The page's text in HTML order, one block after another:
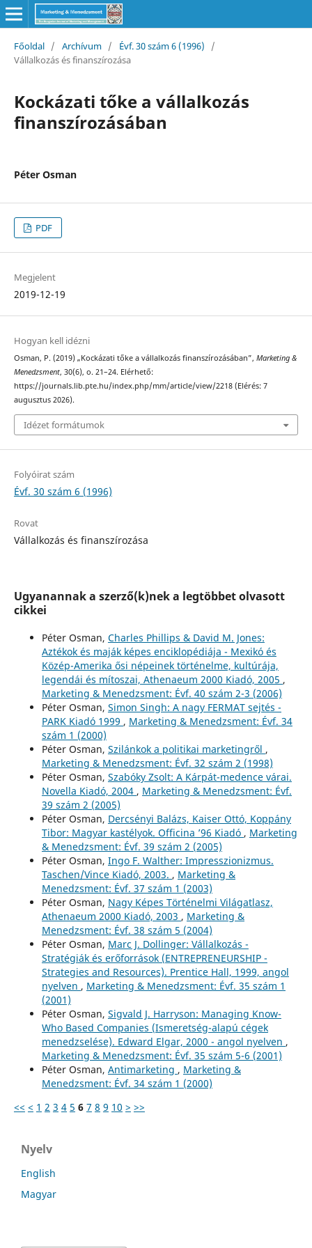
Főoldal / Archívum / Évf. 30 szám 6 (1996)
/
Vállalkozás és finanszírozása
Kockázati tőke a vállalkozás
finanszírozásában
Péter Osman
PDF
Megjelent
2019-12-19
Hogyan kell idézni
Osman, P. (2019) „Kockázati tőke a vállalkozás finanszírozásában”, Marketing &
Menedzsment, 30(6), o. 21–24. Elérhető:
https://journals.lib.pte.hu/index.php/mm/article/view/2218 (Elérés: 7
augusztus 2026).
Idézet formátumok
Folyóirat szám
Évf. 30 szám 6 (1996)
Rovat
Vállalkozás és finanszírozása
Ugyanannak a szerző(k)nek a legtöbbet olvasott
cikkei
Péter Osman, Charles Phillips & David M. Jones:
Aztékok és maják képes enciklopédiája - Mexikó és
Közép-Amerika ősi népeinek történelme, kultúrája,
legendái és mítoszai, Athenaeum 2000 Kiadó, 2005 ,
Marketing & Menedzsment: Évf. 40 szám 2-3 (2006)
Péter Osman, Simon Singh: A nagy FERMAT sejtés -
PARK Kiadó 1999 , Marketing & Menedzsment: Évf. 34
szám 1 (2000)
Péter Osman, Szilánkok a politikai marketingről ,
Marketing & Menedzsment: Évf. 32 szám 2 (1998)
Péter Osman, Szabóky Zsolt: A Kárpát-medence várai.
Novella Kiadó, 2004 , Marketing & Menedzsment: Évf.
39 szám 2 (2005)
Péter Osman, Dercsényi Balázs, Kaiser Ottó, Koppány
Tibor: Magyar kastélyok. Officina ’96 Kiadó , Marketing
& Menedzsment: Évf. 39 szám 2 (2005)
Péter Osman, Ingo F. Walther: Impresszionizmus.
Taschen/Vince Kiadó, 2003. , Marketing &
Menedzsment: Évf. 37 szám 1 (2003)
Péter Osman, Nagy Képes Történelmi Világatlasz,
Athenaeum 2000 Kiadó, 2003 , Marketing &
Menedzsment: Évf. 38 szám 5 (2004)
Péter Osman, Marc J. Dollinger: Vállalkozás -
Stratégiák és erőforrások (ENTREPRENEURSHIP -
Strategies and Resources). Prentice Hall, 1999, angol
nyelven , Marketing & Menedzsment: Évf. 35 szám 1
(2001)
Péter Osman, Sigvald J. Harryson: Managing Know-
Who Based Companies (Ismeretség-alapú cégek
menedzselése). Edward Elgar, 2000 - angol nyelven ,
Marketing & Menedzsment: Évf. 35 szám 5-6 (2001)
Péter Osman, Antimarketing , Marketing &
Menedzsment: Évf. 34 szám 1 (2000)
<< < 1 2 3 4 5 6 7 8 9 10 > >>
Nyelv
English
Magyar